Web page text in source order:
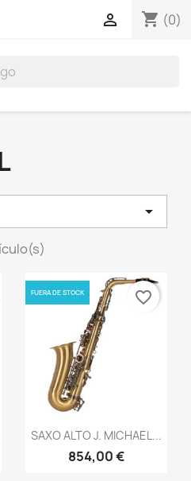
shopping_cart (0)


Vista rápida
SAXO ALTO J. MICHAEL...
854,00 €
FUERA DE STOCK favorite_border